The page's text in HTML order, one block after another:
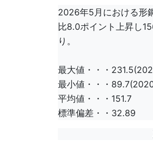
2026年5月における形
比8.0ポイント上昇し
り。
最大値・・・
最小値・・・
平均値・・・151.7
標準偏差・・32.89